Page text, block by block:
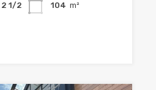
2 1/2
104 m²